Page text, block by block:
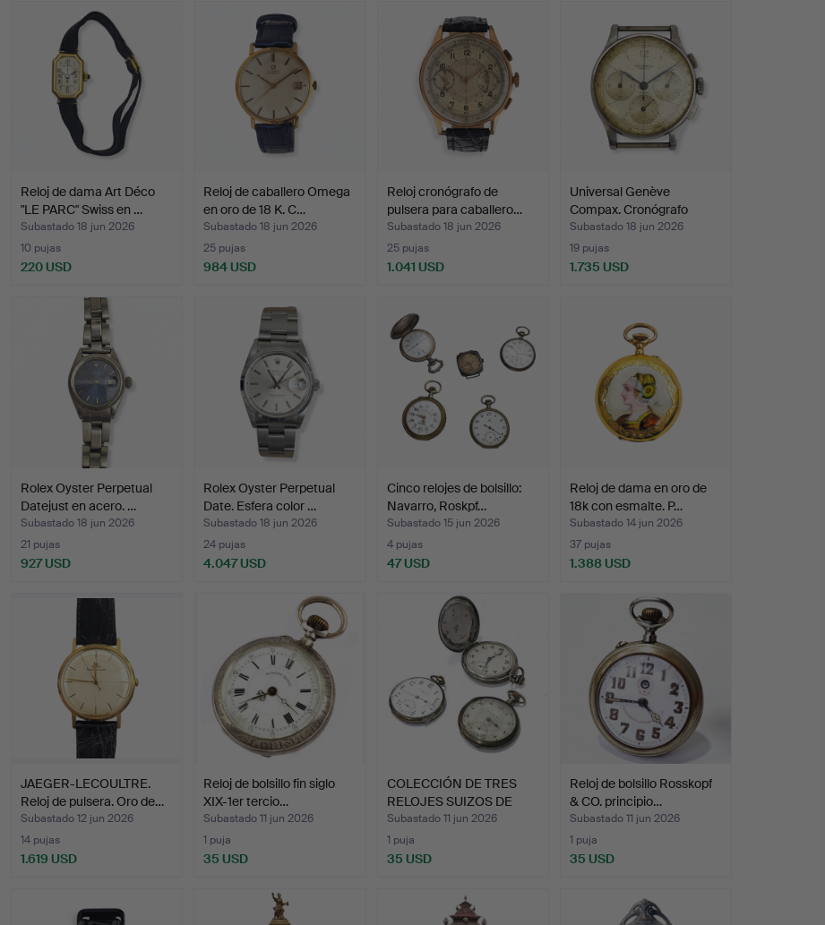
Reloj de dama Art Déco
"LE PARC" Swiss en …
Subastado 18 jun 2026
10 pujas
220 USD
Reloj de caballero Omega
en oro de 18 K. C…
Subastado 18 jun 2026
25 pujas
984 USD
Reloj cronógrafo de
pulsera para caballero…
Subastado 18 jun 2026
25 pujas
1.041 USD
Universal Genève
Compax. Cronógrafo
Vintag…
Subastado 18 jun 2026
19 pujas
1.735 USD
Rolex Oyster Perpetual
Datejust en acero. …
Subastado 18 jun 2026
21 pujas
927 USD
Rolex Oyster Perpetual
Date. Esfera color …
Subastado 18 jun 2026
24 pujas
4.047 USD
Cinco relojes de bolsillo:
Navarro, Roskpf…
Subastado 15 jun 2026
4 pujas
47 USD
Reloj de dama en oro de
18k con esmalte. P…
Subastado 14 jun 2026
37 pujas
1.388 USD
JAEGER-LECOULTRE.
Reloj de pulsera. Oro de…
Subastado 12 jun 2026
14 pujas
1.619 USD
Reloj de bolsillo fin siglo
XIX-1er tercio…
Subastado 11 jun 2026
1 puja
35 USD
COLECCIÓN DE TRES
RELOJES SUIZOS DE
BOLSIL…
Subastado 11 jun 2026
1 puja
35 USD
Reloj de bolsillo Rosskopf
& CO. principio…
Subastado 11 jun 2026
1 puja
35 USD